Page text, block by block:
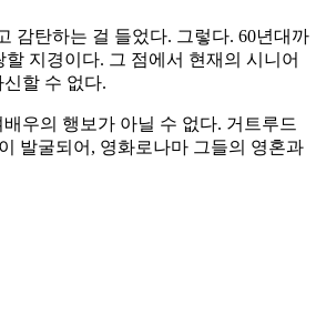
감탄하는 걸 들었다. 그렇다. 60년대까
지경이다. 그 점에서 현재의 시니어
할 수 없다.
우의 행보가 아닐 수 없다. 거트루드
발굴되어, 영화로나마 그들의 영혼과